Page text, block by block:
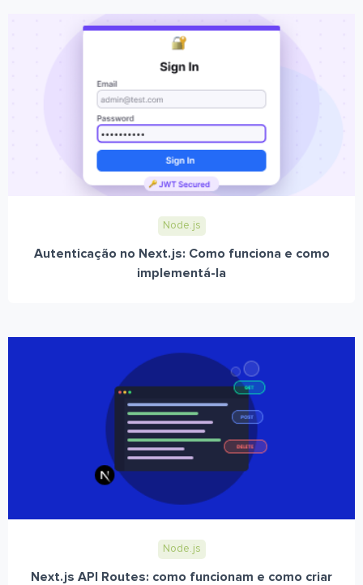
Node.js
Autenticação no Next.js: Como funciona e como
implementá-la
Node.js
Next.js API Routes: como funcionam e como criar